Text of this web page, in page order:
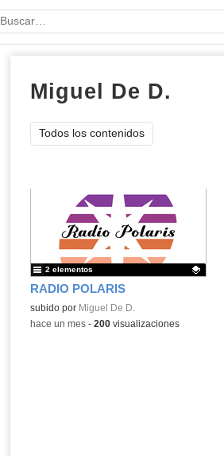
Palabra o frase:
Miguel De D.
Todos los contenidos
RADIO POLARIS
Contenido educativo.
subido por Miguel De D.
2 elementos
-hace un mes- 200visualizaciones